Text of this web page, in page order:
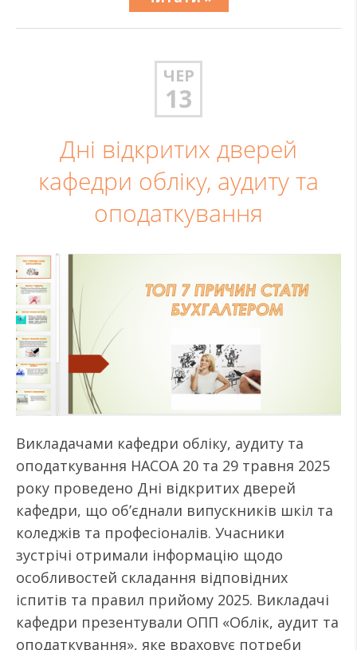
ЧЕР
13
Дні відкритих дверей
кафедри обліку, аудиту та
оподаткування
Викладачами кафедри обліку, аудиту та
оподаткування НАСОА 20 та 29 травня 2025
року проведено Дні відкритих дверей
кафедри, що об’єднали випускників шкіл та
коледжів та професіоналів. Учасники
зустрічі отримали інформацію щодо
особливостей складання відповідних
іспитів та правил прийому 2025. Викладачі
кафедри презентували ОПП «Облік, аудит та
оподаткування», яке враховує потреби